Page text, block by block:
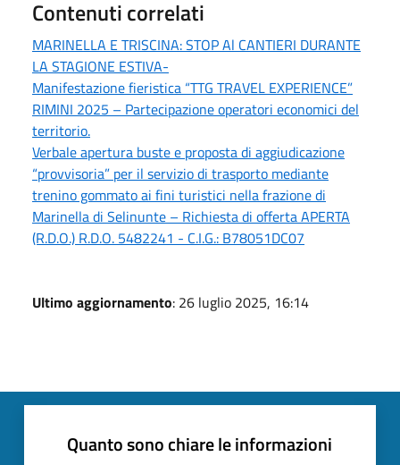
Contenuti correlati
MARINELLA E TRISCINA: STOP Al CANTIERI DURANTE
LA STAGIONE ESTIVA-
Manifestazione fieristica “TTG TRAVEL EXPERIENCE”
RIMINI 2025 – Partecipazione operatori economici del
territorio.
Verbale apertura buste e proposta di aggiudicazione
“provvisoria” per il servizio di trasporto mediante
trenino gommato ai fini turistici nella frazione di
Marinella di Selinunte – Richiesta di offerta APERTA
(R.D.O.) R.D.O. 5482241 - C.I.G.: B78051DC07
Ultimo aggiornamento: 26 luglio 2025, 16:14
Quanto sono chiare le informazioni